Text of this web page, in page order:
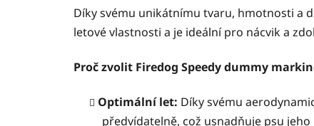
Díky svému unikátnímu tvaru, hmotnosti a
letové vlastnosti a je ideální pro nácvik a
Proč zvolit Firedog Speedy dummy
Optimální let: Díky svému
předvídatelně, což usnadňuje psu